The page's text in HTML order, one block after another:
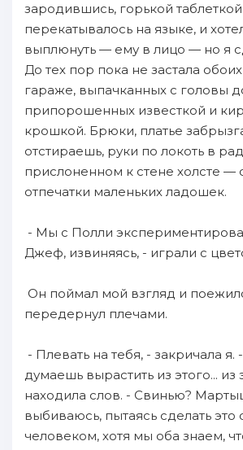
зародившись, горькой таблеткой
перекатывалось на языке, и
выплюнуть — ему в лицо — но я
До тех пор пока не застала
гараже, выпачканных с головы
припорошенных известкой и
крошкой. Брюки, платье
отстираешь, руки по локоть в
прислоненном к стене холсте —
отпечатки маленьких ладошек.
- Мы с Полли
Джеф, извиняясь, - играли с
Он поймал мой взгляд и
передернул плечами.
- Плевать на тебя, - закричала я.
думаешь вырастить из этого... из
находила слов. - Свинью?
выбиваюсь, пытаясь сделать это
человеком, хотя мы оба знаем,